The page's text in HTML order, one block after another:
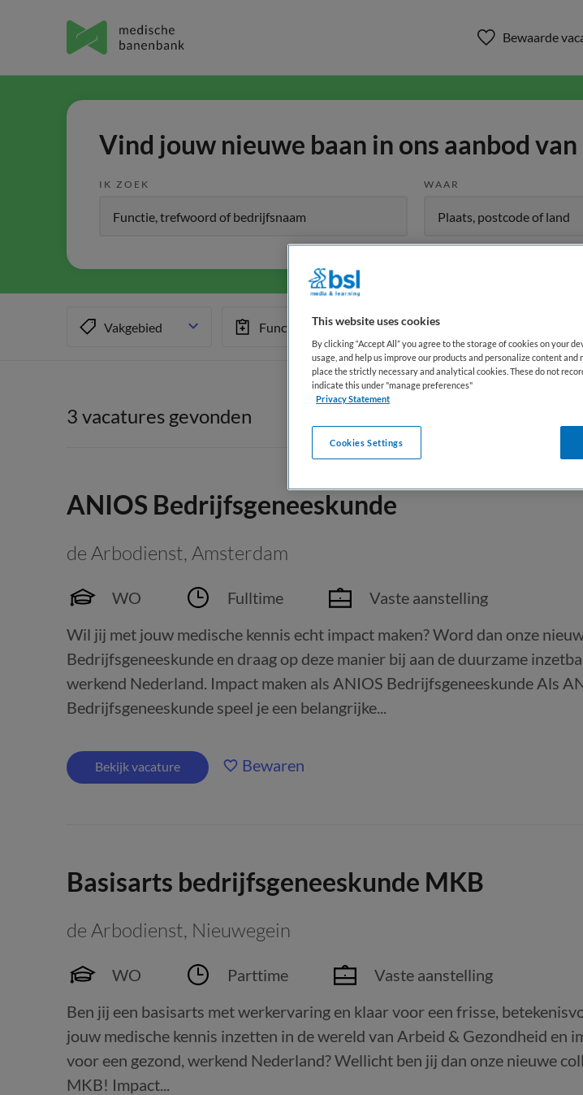
Bewaarde
Vind jouw nieuwe baan in ons aanbod
IK ZOEK WAAR
Vakgebied Functiegebied Opleiding
3 vacatures gevonden
ANIOS Bedrijfsgeneeskunde
de Arbodienst, Amsterdam
WO Fulltime
Vaste aanstelling
Wil jij met jouw medische kennis echt impact maken? Word dan onze
Bedrijfsgeneeskunde en draag op deze manier bij aan de duurzame
werkend Nederland. Impact maken als ANIOS Bedrijfsgeneeskunde Als
Bedrijfsgeneeskunde speel je een belangrijke...
Bekijk vacature Bewaren
Basisarts bedrijfsgeneeskunde MKB
de Arbodienst, Nieuwegein
WO Parttime
Vaste aanstelling
Ben jij een basisarts met werkervaring en klaar voor een frisse,
jouw medische kennis inzetten in de wereld van Arbeid & Gezondheid en
voor een gezond, werkend Nederland? Wellicht ben jij dan onze nieuwe
MKB! Impact...
This website uses cookies
By clicking “Accept All” you agree to the storage of cookies on your
usage, and help us improve our products and personalize content
place the strictly necessary and analytical cookies. These do not
indicate this under "manage preferences"
Privacy Statement
Cookies Settings